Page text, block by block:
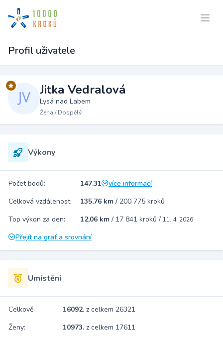
Profil uživatele
Jitka Vedralová
Lysá nad Labem
Žena / Dospělý
Výkony
Počet bodů: 147.31
více informací
Celková vzdálenost:
135,76 km / 200 775 kroků
Top výkon za den:
12,06 km / 17 841 kroků / 11. 4. 2026
Přejít na graf a srovnání
Umístění
Celkově: 16092. z celkem 26321
Ženy:
10973. z celkem 17611